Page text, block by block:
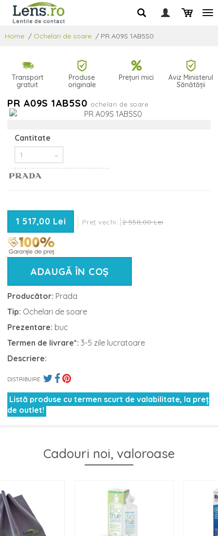
Home / Ochelari de soare / PR A09S 1AB5S0
Transport
gratuit
Produse
originale
Prețuri mici
Aviz Ministerul
Sănătății
PR A09S 1AB5S0 ochelari de soare
Cantitate
1 517,00 Lei Preț vechi: 2 558,00 Lei
ADAUGĂ ÎN COȘ
Producător: Prada
Tip: Ochelari de soare
Prezentare: buc
Termen de livrare*: 3-5 zile lucratoare
Descriere:
DISTRIBUIRE:
Listă produse cu termen scurt de valabilitate, la preț
de outlet!
Cadouri noi, valoroase